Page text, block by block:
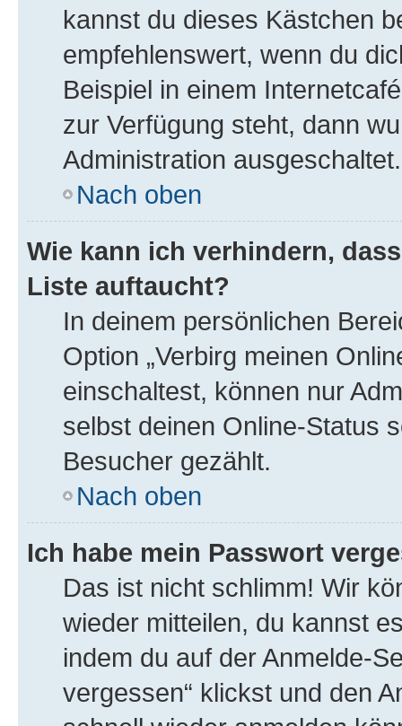
kannst du dieses Kästchen
empfehlenswert, wenn du
Beispiel in einem
zur Verfügung steht, dann
Administration ausgeschaltet.
Nach oben
Wie kann ich verhindern,
Liste auftaucht?
In deinem persönlichen
Option „Verbirg meinen
einschaltest, können nur
selbst deinen Online-Status
Besucher gezählt.
Nach oben
Ich habe mein Passwort
Das ist nicht schlimm! Wir
wieder mitteilen, du kannst
indem du auf der Anmelde-
vergessen“ klickst und den